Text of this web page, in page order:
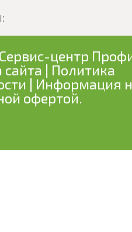
центр
сайта | Политика
| Информация
офертой.